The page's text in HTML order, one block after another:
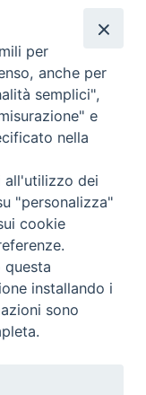
per
anche per
semplici",
e
nella
all'utilizzo dei
"personalizza"
cookie
installando i
sono